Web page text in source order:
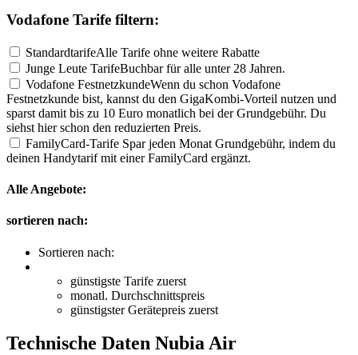
Vodafone Tarife filtern:
StandardtarifeAlle Tarife ohne weitere Rabatte
Junge Leute TarifeBuchbar für alle unter 28 Jahren.
Vodafone FestnetzkundeWenn du schon Vodafone
Festnetzkunde bist, kannst du den GigaKombi-Vorteil nutzen und
sparst damit bis zu 10 Euro monatlich bei der Grundgebühr. Du
siehst hier schon den reduzierten Preis.
FamilyCard-Tarife Spar jeden Monat Grundgebühr, indem du
deinen Handytarif mit einer FamilyCard ergänzt.
Alle Angebote:
sortieren nach:
Sortieren nach:
günstigste Tarife zuerst
monatl. Durchschnittspreis
günstigster Gerätepreis zuerst
Technische Daten Nubia Air